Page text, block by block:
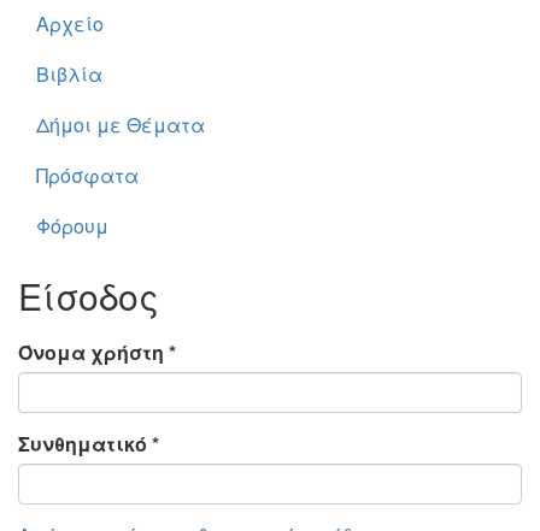
Αρχείο
Βιβλία
Δήμοι με Θέματα
Πρόσφατα
Φόρουμ
Είσοδος
Όνομα χρήστη *
Συνθηματικό *